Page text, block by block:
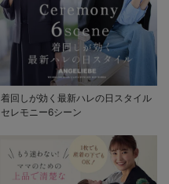
着回しが効く最新ハレの日スタイル
セレモニー6シーン